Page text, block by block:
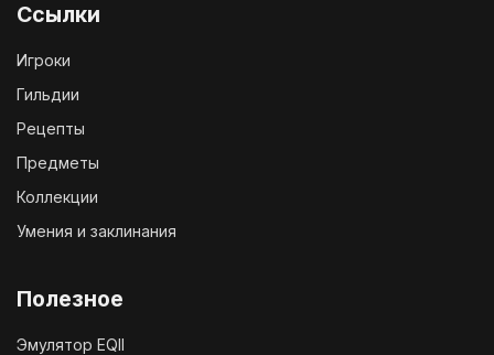
Ссылки
Игроки
Гильдии
Рецепты
Предметы
Коллекции
Умения и заклинания
Полезное
Эмулятор EQII